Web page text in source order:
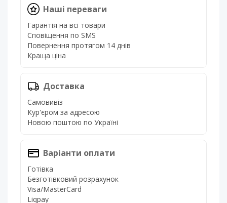
Наші переваги
Гарантія на всі товари
Сповіщення по SMS
Повернення протягом 14 днів
Краща ціна
Доставка
Самовивіз
Кур'єром за адресою
Новою поштою по Україні
Варіанти оплати
Готівка
Безготівковий розрахунок
Visa/MasterCard
Liqpay